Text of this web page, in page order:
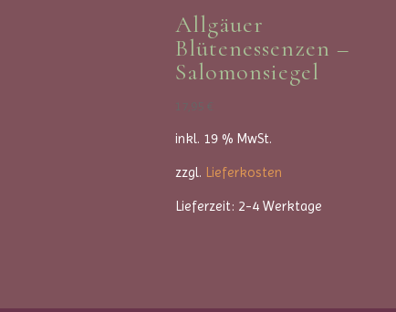
Allgäuer
Blütenessenzen –
Salomonsiegel
17,95 €
inkl. 19 % MwSt.
zzgl. Lieferkosten
Lieferzeit: 2-4 Werktage